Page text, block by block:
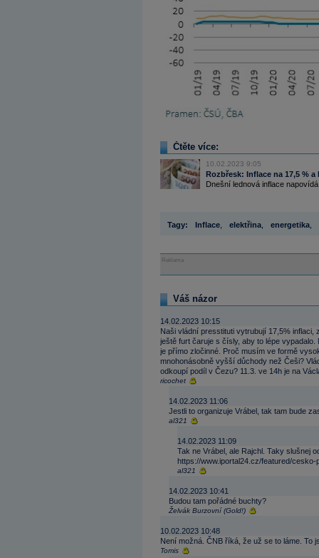
Čtěte více:
10.02.2023 9:05
Rozbřesk: Inflace na 17,5 % a
Dnešní lednová inflace
Tagy: Inflace elektřina energetika
Reklama
Váš názor
14.02.2023 10:15
Naši vládní presstituti vytrubují 17,5% inflaci,
ještě furt čaruje s čísly, aby to lépe
je přímo zločinné. Proč musím ve formě
mnohonásobně vyšší důchody než Češi?
odkoupí podíl v Čezu? 11.3. ve 14h je na
ricochet
14.02.2023 11:06
Jestli to organizuje Vrábel, tak tam bude
al321
14.02.2023 11:09
Tak ne Vrábel, ale Rajchl. Taky slušnej
https://www.iportal24.cz/featured/
al321
14.02.2023 10:41
Budou tam pořádné buchty?
Želvák Burzovní (Gold!)
10.02.2023 10:48
Není možná. ČNB říká, že už se to láme. To
Tomis